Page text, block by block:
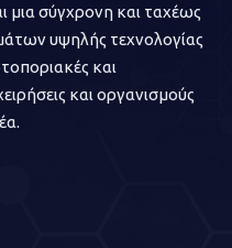
μια σύγχρονη και ταχέως
υψηλής τεχνολογίας
και
και οργανισμούς